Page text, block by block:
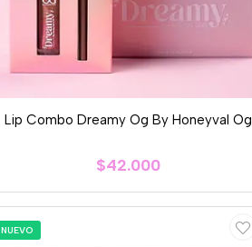
Lip Combo Dreamy Og By Honeyval Og
$42.000
NUEVO